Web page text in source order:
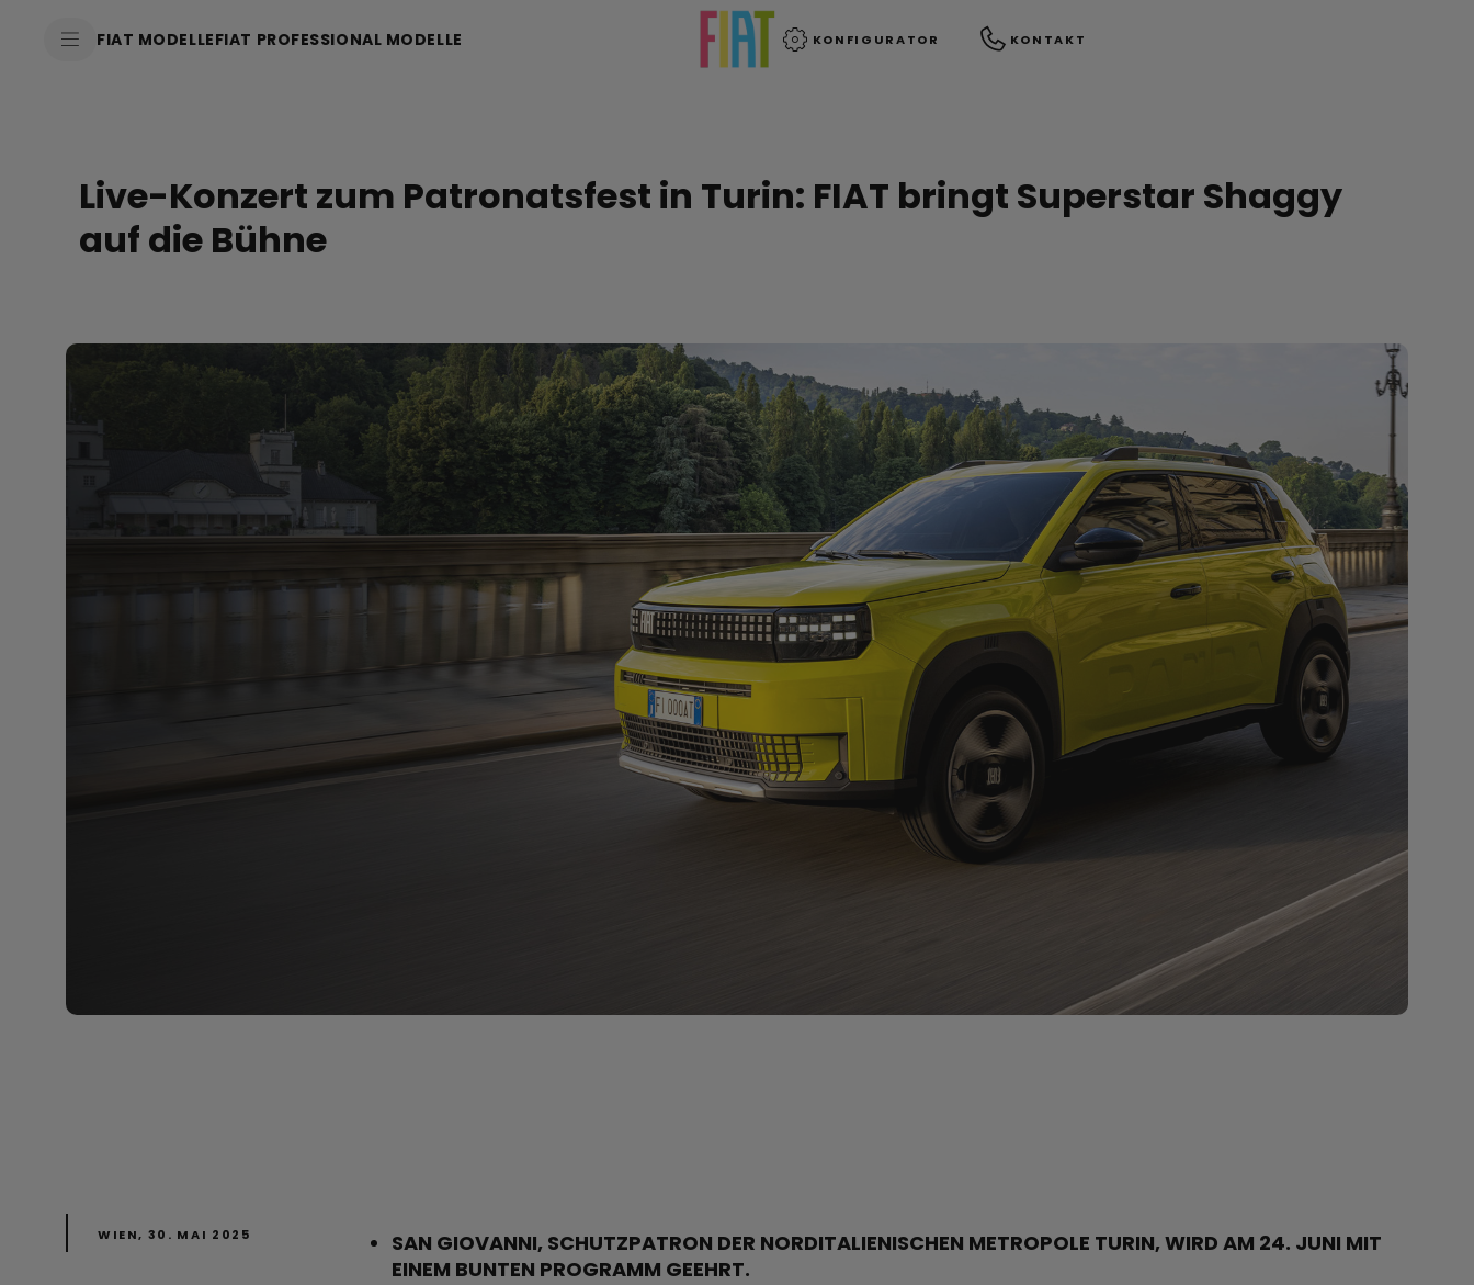
FIAT MODELLEFIAT PROFESSIONAL MODELLE KONFIGURATOR KONTAKT
Live-Konzert zum Patronatsfest in Turin: FIAT bringt Superstar Shaggy
auf die Bühne
WIEN, 30. MAI 2025
SAN GIOVANNI, SCHUTZPATRON DER NORDITALIENISCHEN METROPOLE TURIN, WIRD AM 24. JUNI MIT
EINEM BUNTEN PROGRAMM GEEHRT.